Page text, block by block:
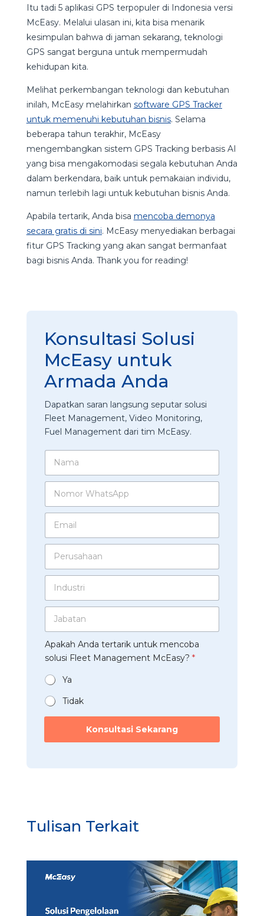
Itu tadi 5 aplikasi GPS terpopuler di Indonesia versi
McEasy. Melalui ulasan ini, kita bisa menarik
kesimpulan bahwa di jaman sekarang, teknologi
GPS sangat berguna untuk mempermudah
kehidupan kita.
Melihat perkembangan teknologi dan kebutuhan
inilah, McEasy melahirkan software GPS Tracker
untuk memenuhi kebutuhan bisnis. Selama
beberapa tahun terakhir, McEasy
mengembangkan sistem GPS Tracking berbasis AI
yang bisa mengakomodasi segala kebutuhan Anda
dalam berkendara, baik untuk pemakaian individu,
namun terlebih lagi untuk kebutuhan bisnis Anda.
Apabila tertarik, Anda bisa mencoba demonya
secara gratis di sini. McEasy menyediakan berbagai
fitur GPS Tracking yang akan sangat bermanfaat
bagi bisnis Anda. Thank you for reading!
Konsultasi Solusi
McEasy untuk
Armada Anda
Dapatkan saran langsung seputar solusi
Fleet Management, Video Monitoring,
Fuel Management dari tim McEasy.
N
m
N
m
W
t
A
p
*
E
a
*
P
r
a
a
n
*
I
d
r
i
J
b
a
t
n
N
m
a
F
l
e
e
u
Apakah Anda tertarik untuk mencoba
solusi Fleet Management McEasy? *
Ya
Tidak
Konsultasi Sekarang
Tulisan Terkait